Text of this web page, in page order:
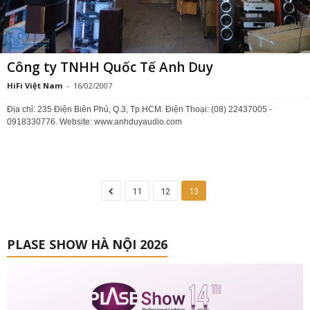
Công ty TNHH Quốc Tế Anh Duy
HiFi Việt Nam - 16/02/2007
Địa chỉ: 235 Điện Biên Phủ, Q.3, Tp.HCM. Điện Thoại: (08) 22437005 -
0918330776. Website: www.anhduyaudio.com
11 12 13
PLASE SHOW HÀ NỘI 2026